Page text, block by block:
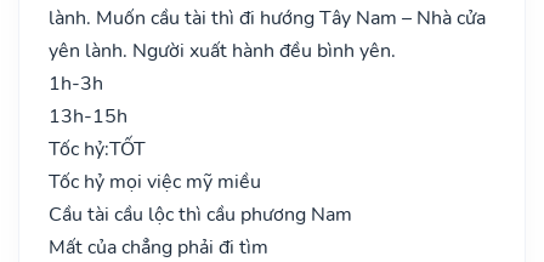
lành. Muốn cầu tài thì đi hướng Tây Nam – Nhà cửa
yên lành. Người xuất hành đều bình yên.
1h-3h
13h-15h
Tốc hỷ:TỐT
Tốc hỷ mọi việc mỹ miều
Cầu tài cầu lộc thì cầu phương Nam
Mất của chẳng phải đi tìm